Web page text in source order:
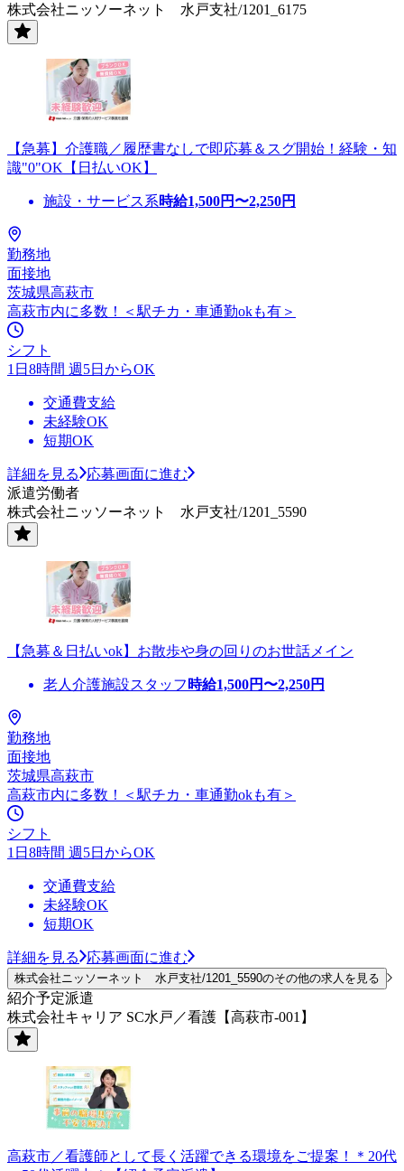
株式会社ニッソーネット 水戸支社/1201_6175
【急募】介護職／履歴書なしで即応募＆スグ開始！経験・知
識"0"OK【日払いOK】
施設・サービス系時給1,500円〜2,250円
勤務地
面接地
茨城県高萩市
高萩市内に多数！＜駅チカ・車通勤okも有＞
シフト
1日8時間 週5日からOK
交通費支給
未経験OK
短期OK
詳細を見る
応募画面に進む
派遣労働者
株式会社ニッソーネット 水戸支社/1201_5590
【急募＆日払いok】お散歩や身の回りのお世話メイン
老人介護施設スタッフ 時給1,500円〜2,250円
勤務地
面接地
茨城県高萩市
高萩市内に多数！＜駅チカ・車通勤okも有＞
シフト
1日8時間 週5日からOK
交通費支給
未経験OK
短期OK
詳細を見る 応募画面に進む
株式会社ニッソーネット 水戸支社/1201_5590のその他の求人を見る
紹介予定派遣
株式会社キャリア SC水戸／看護【高萩市-001】
高萩市／看護師として長く活躍できる環境をご提案！＊20代